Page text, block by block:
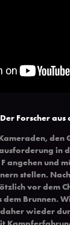
Forscher aus
den
in
angehen und
stellen.
vor dem
dem Brunnen.
wieder